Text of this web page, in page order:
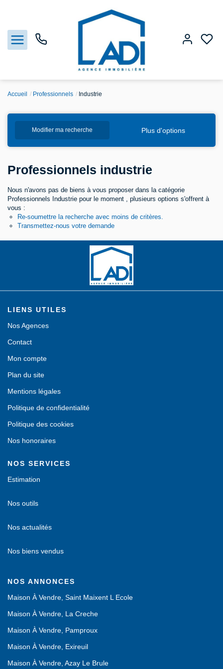
Vendre
Estimation
Agences
Gestion
Contact
Accueil Professionnels Industrie
Modifier ma recherche Plus d'options
Professionnels industrie
Nous n'avons pas de biens à vous proposer dans la catégorie
Professionnels Industrie pour le moment , plusieurs options s'offrent à
vous :
Re-soumettre la recherche avec moins de critères.
Transmettez-nous votre demande
LIENS UTILES
Nos Agences
Contact
Mon compte
Plan du site
Mentions légales
Politique de confidentialité
Politique des cookies
Nos honoraires
NOS SERVICES
Estimation
Nos outils
Nos actualités
Nos biens vendus
NOS ANNONCES
Maison À Vendre, Saint Maixent L Ecole
Maison À Vendre, La Creche
Maison À Vendre, Pamproux
Maison À Vendre, Exireuil
Maison À Vendre, Azay Le Brule